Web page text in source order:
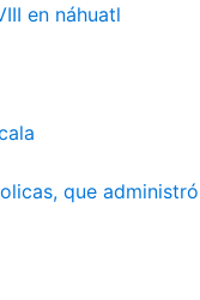
en náhuatl
que administró